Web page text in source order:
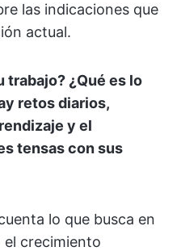
las indicaciones que
actual.
trabajo? ¿Qué es lo
retos diarios,
y el
tensas con sus
lo que busca en
el crecimiento